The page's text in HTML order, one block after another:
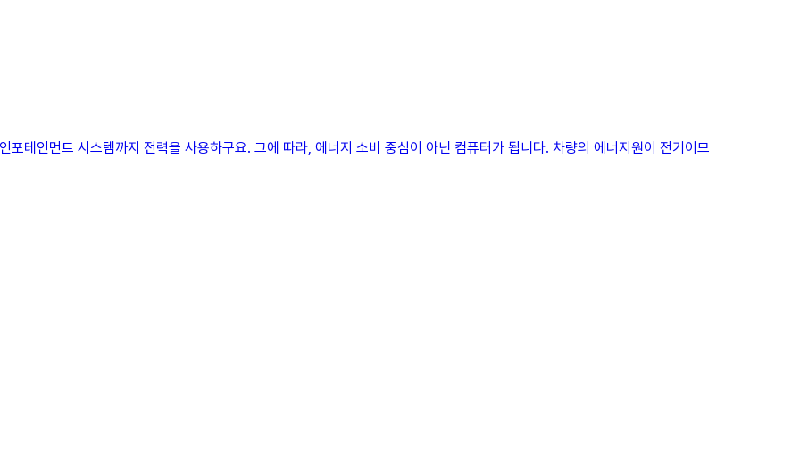
테인먼트 시스템까지 전력을 사용하구요. 그에 따라, 에너지 소비 중심이 아닌 컴퓨터가 됩니다. 차량의 에너지원이 전기이므